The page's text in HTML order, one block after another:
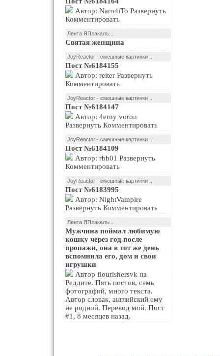
Комментировать
Лента ЯПлакалъ...
Святая женщина
JoyReactor - смешные картинки ...
Пост №6184155
Комментировать
JoyReactor - смешные картинки ...
Пост №6184147
Развернуть Комментировать
JoyReactor - смешные картинки ...
Пост №6184109
Комментировать
JoyReactor - смешные картинки ...
Пост №6183995
Развернуть Комментировать
Лента ЯПлакалъ...
Мужчина поймал любимую
кошку через год после
пропажи, она в тот же день
вспомнила его, дом и свои
игрушки
Реддите. Пять постов, семь
фотографий, много текста.
Автор словак, английский ему
не родной. Перевод мой. Пост
#1, 8 месяцев назад.